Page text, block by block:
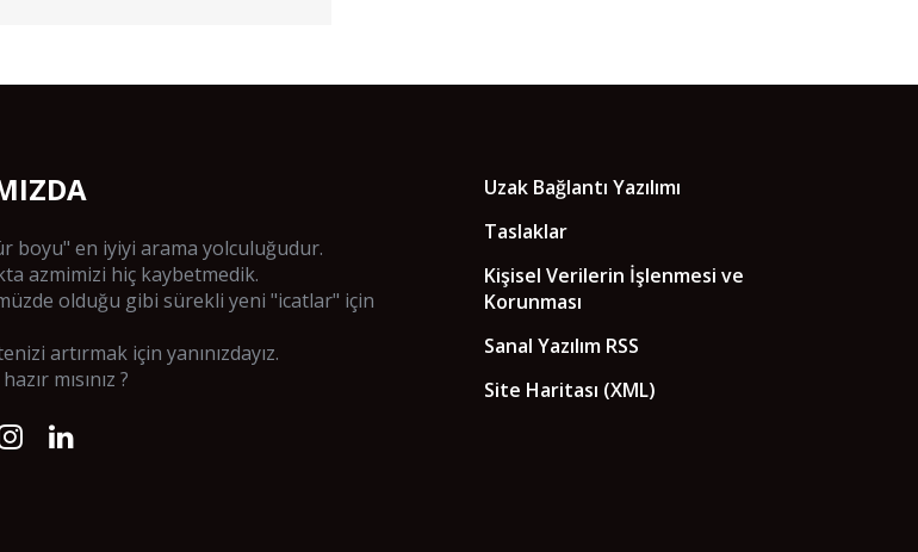
boyu" en iyiyi arama yolculuğudur.
azmimizi hiç kaybetmedik.
olduğu gibi sürekli yeni "icatlar" için
artırmak için yanınızdayız.
mısınız ?
Uzak Bağlantı Yazılımı
Taslaklar
Kişisel Verilerin İşlenmesi ve
Korunması
Sanal Yazılım RSS
Site Haritası (XML)